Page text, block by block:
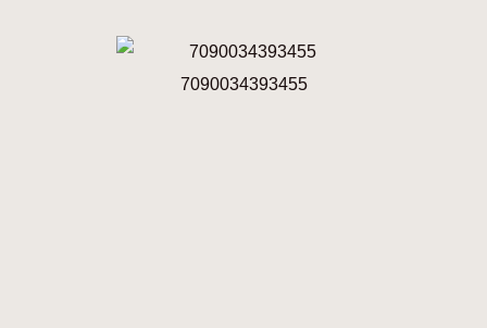
7090034393455